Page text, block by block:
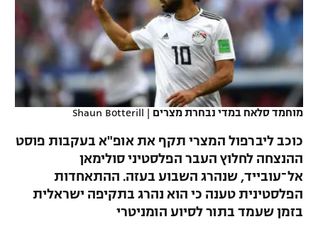
VOD
רץ ברשת
תוצאות
לוח שידורים
נבחרת ישראל
מכבי חיפה
בית"ר ירושלים
מכבי תל אביב
הפועל תל אביב
הפועל חיפה
הפועל באר שבע
ליגה ספרדית
ליגה איטלקית
ליגה צרפתית
ליגה הולנדית
ליגה טורקית
ליגה סינית
כדורסל נשים
מכבי תל אביב
הפועל חולון
הפועל ירושלים
דני אבדיה
יורוליג
יורוקאפ
כדוריד
כדורעף
שחייה
ג'ודו
אגרוף
מוחמד סלאח במדי נבחרת מצרים |
Shaun Botterill
כוכב ליברפול המצרי תקף את אופ"א בעקבות פוסט
ההנצחה לחלוץ העבר הפלסטיני סולימאן
אל־עובייד, שנהרג השבוע בעזה. ההתאחדות
הפלסטינית טענה כי הוא נהרג בתקיפה ישראלית
בזמן שעמד בתור לסיוע הומניטרי